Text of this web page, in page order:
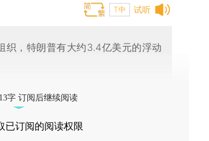
试听
T中
织，特朗普有大约3.4亿美元的浮动
字 订阅后继续阅读
已订阅的阅读权限